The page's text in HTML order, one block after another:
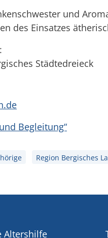
und
des Einsatzes
Städtedreieck
Begleitung“
Region Bergisches
Altershilfe